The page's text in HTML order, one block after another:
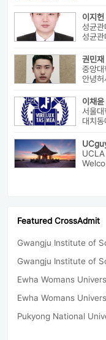
이지헌
성균
권민재
중앙
이채윤
서울
UCLA
Featured CrossAdmit
Gwangju Institute of
Gwangju Institute of
Ewha Womans
Ewha Womans
Pukyong National